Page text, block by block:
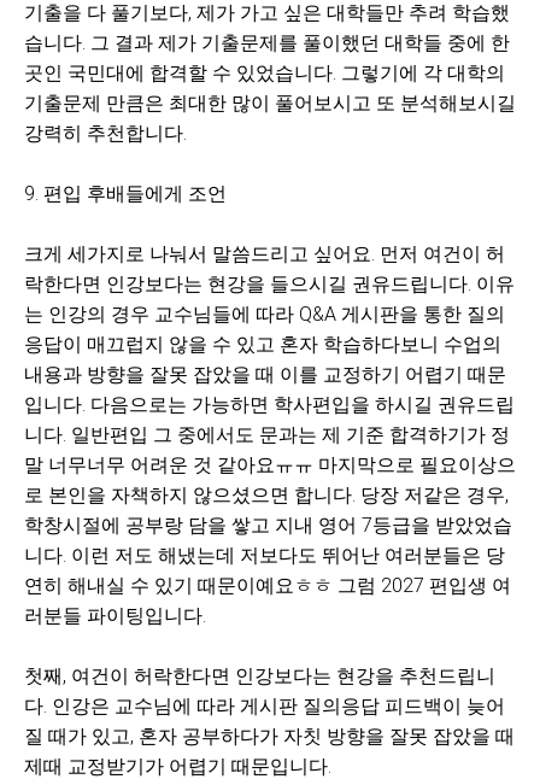
기출을 다 풀기보다, 제가 가고 싶은 대학들만 추려 학습했
습니다. 그 결과 제가 기출문제를 풀이했던 대학들 중에 한
곳인 국민대에 합격할 수 있었습니다. 그렇기에 각 대학의
기출문제 만큼은 최대한 많이 풀어보시고 또 분석해보시길
강력히 추천합니다.
9. 편입 후배들에게 조언
크게 세가지로 나눠서 말씀드리고 싶어요. 먼저 여건이 허
락한다면 인강보다는 현강을 들으시길 권유드립니다. 이유
는 인강의 경우 교수님들에 따라 Q&A 게시판을 통한 질의
응답이 매끄럽지 않을 수 있고 혼자 학습하다보니 수업의
내용과 방향을 잘못 잡았을 때 이를 교정하기 어렵기 때문
입니다. 다음으로는 가능하면 학사편입을 하시길 권유드립
니다. 일반편입 그 중에서도 문과는 제 기준 합격하기가 정
말 너무너무 어려운 것 같아요ㅠㅠ 마지막으로 필요이상으
로 본인을 자책하지 않으셨으면 합니다. 당장 저같은 경우,
학창시절에 공부랑 담을 쌓고 지내 영어 7등급을 받았었습
니다. 이런 저도 해냈는데 저보다도 뛰어난 여러분들은 당
연히 해내실 수 있기 때문이예요ㅎㅎ 그럼 2027 편입생 여
러분들 파이팅입니다.
첫째, 여건이 허락한다면 인강보다는 현강을 추천드립니
다. 인강은 교수님에 따라 게시판 질의응답 피드백이 늦어
질 때가 있고, 혼자 공부하다가 자칫 방향을 잘못 잡았을 때
제때 교정받기가 어렵기 때문입니다.